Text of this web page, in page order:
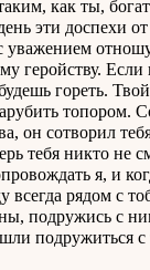
как ты,
эти доспехи
уважением
геройству.
гореть.
топором.
он сотворил
тебя никто не
я, и
всегда рядом с
подружись с
подружиться с